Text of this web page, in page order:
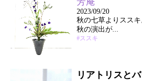
2023/09/20
秋の七草よりススキ
秋の演出が...
#ススキ
リアトリスと